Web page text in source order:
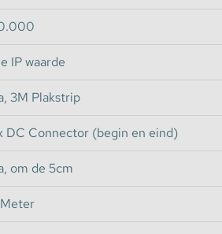
liever de Ultra uitvoering? Klik
LET OP: Oranje PCB
contact met vocht zorgt voor
bijvoorbeeld in zwembaden gebruikt
IP waarde
3M Plakstrip
DC Connector (begin en eind)
om de 5cm